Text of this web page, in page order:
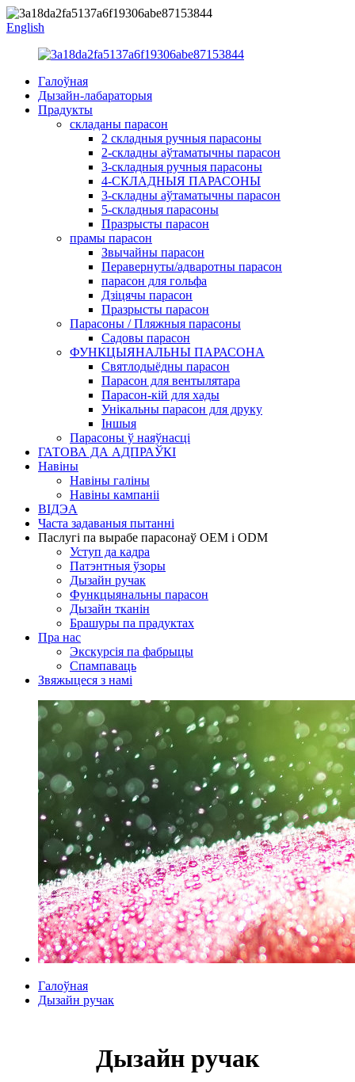
English
Галоўная
Дызайн-лабараторыя
Прадукты
складаны парасон
2 складныя ручныя парасоны
2-складны аўтаматычны парасон
3-складныя ручныя парасоны
4-СКЛАДНЫЯ ПАРАСОНЫ
3-складны аўтаматычны парасон
5-складныя парасоны
Празрысты парасон
прамы парасон
Звычайны парасон
Перавернуты/адваротны парасон
парасон для гольфа
Дзіцячы парасон
Празрысты парасон
Парасоны / Пляжныя парасоны
Садовы парасон
ФУНКЦЫЯНАЛЬНЫ ПАРАСОНА
Святлодыёдны парасон
Парасон для вентылятара
Парасон-кій для хады
Унікальны парасон для друку
Іншыя
Парасоны ў наяўнасці
ГАТОВА ДА АДПРАЎКІ
Навіны
Навіны галіны
Навіны кампаніі
ВІДЭА
Часта задаваныя пытанні
Паслугі па вырабе парасонаў OEM і ODM
Уступ да кадра
Патэнтныя ўзоры
Дызайн ручак
Функцыянальны парасон
Дызайн тканін
Брашуры па прадуктах
Пра нас
Экскурсія па фабрыцы
Спампаваць
Звяжыцеся з намі
Галоўная
Дызайн ручак
Дызайн ручак